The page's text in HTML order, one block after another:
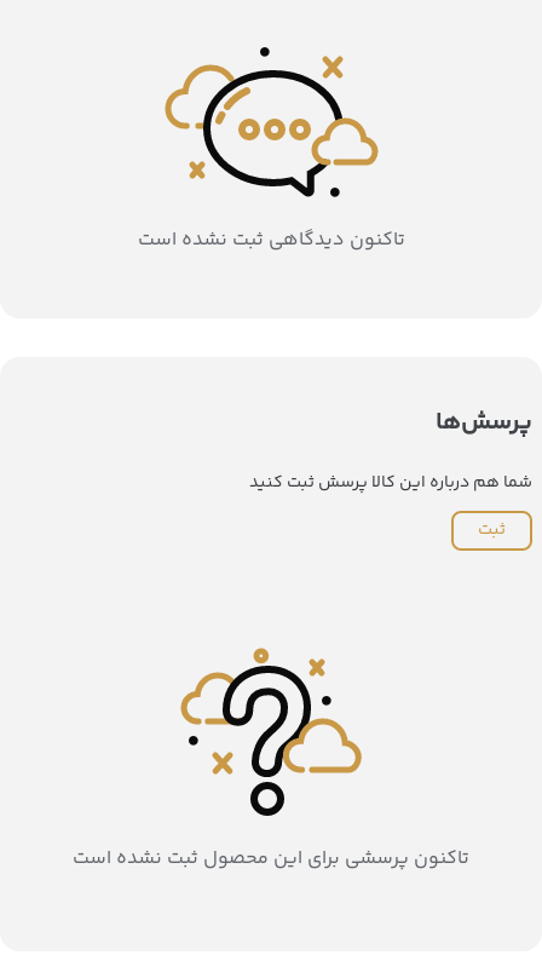
تاکنون دیدگاهی ثبت نشده است
پرسش‌ها
شما هم درباره این کالا پرسش ثبت کنید
ثبت
تاکنون پرسشی برای این محصول ثبت نشده است